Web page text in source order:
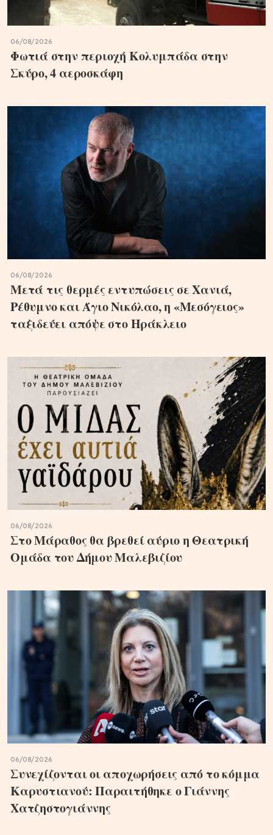
06/08/2026
Φωτιά στην περιοχή Κολυμπάδα στην
Σκύρο, 4 αεροσκάφη
06/08/2026
Μετά τις θερμές εντυπώσεις σε Χανιά,
Ρέθυμνο και Άγιο Νικόλαο, η «Μεσόγειος»
ταξιδεύει απόψε στο Ηράκλειο
06/08/2026
Στο Μάραθος θα βρεθεί αύριο η Θεατρική
Ομάδα του Δήμου Μαλεβιζίου
06/08/2026
Συνεχίζονται οι αποχωρήσεις από το κόμμα
Καρυστιανού: Παραιτήθηκε ο Γιάννης
Χατζηστογιάννης